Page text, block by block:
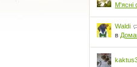
М'ясні
Waldi
в